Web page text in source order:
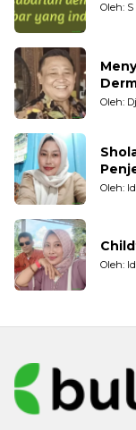
Oleh:
Oleh:
Oleh:
Oleh: